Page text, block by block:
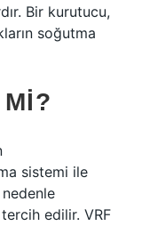
Bir kurutucu,
soğutma
sistemi ile
edilir. VRF